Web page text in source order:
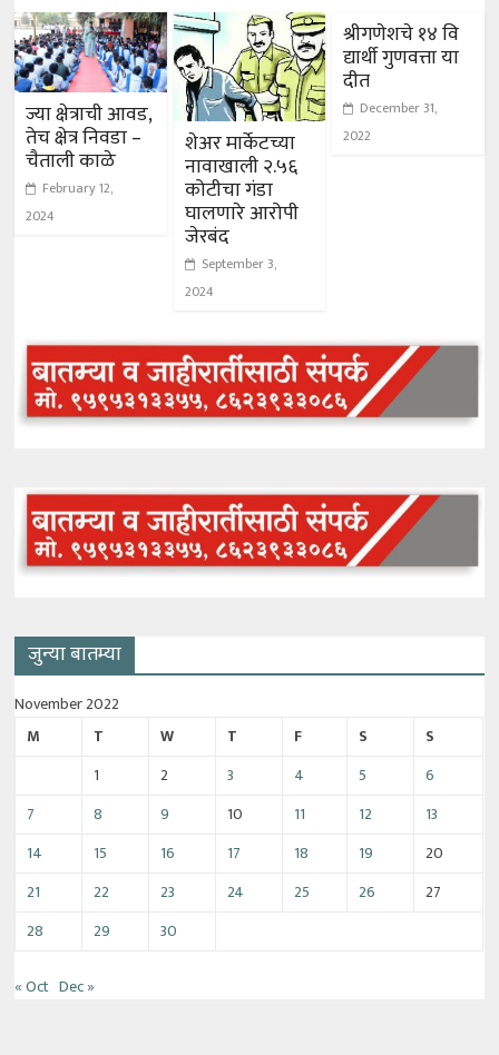
ज्या क्षेत्राची आवड,
तेच क्षेत्र निवडा –
चैताली काळे
February 12,
2024
शेअर मार्केटच्या
नावाखाली २.५६
कोटीचा गंडा
घालणारे आरोपी
जेरबंद
September 3,
2024
श्रीगणेशचे १४ वि
द्यार्थी गुणवत्ता या
दीत
December 31,
2022
जुन्या बातम्या
November 2022
M
T W T F S
S
1
2 3 4 5
6
7
8 9 10 11 12
13
14
15 16 17 18 19
20
21
22 23 24 25 26
27
28
29 30
« Oct Dec »